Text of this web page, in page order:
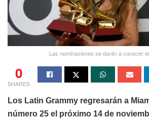
Las nominaciones se darán a conocer
0
SHARES
Los Latin Grammy regresarán a
número 25 el próximo 14 de